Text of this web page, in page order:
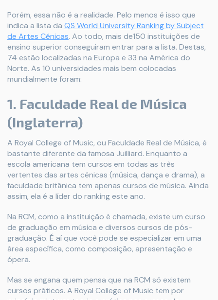
Porém, essa não é a realidade. Pelo menos é isso que
indica a lista da QS World University Ranking by Subject
de Artes Cênicas. Ao todo, mais de150 instituições de
ensino superior conseguiram entrar para a lista. Destas,
74 estão localizadas na Europa e 33 na América do
Norte. As 10 universidades mais bem colocadas
mundialmente foram:
1. Faculdade Real de Música
(Inglaterra)
A Royal College of Music, ou Faculdade Real de Música, é
bastante diferente da famosa Juilliard. Enquanto a
escola americana tem cursos em todas as três
vertentes das artes cênicas (música, dança e drama), a
faculdade britânica tem apenas cursos de música. Ainda
assim, ela é a líder do ranking este ano.
Na RCM, como a instituição é chamada, existe um curso
de graduação em música e diversos cursos de pós-
graduação. É aí que você pode se especializar em uma
área específica, como composição, apresentação e
ópera.
Mas se engana quem pensa que na RCM só existem
cursos práticos. A Royal College of Music tem por